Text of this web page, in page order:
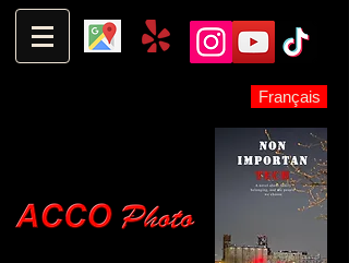
Français